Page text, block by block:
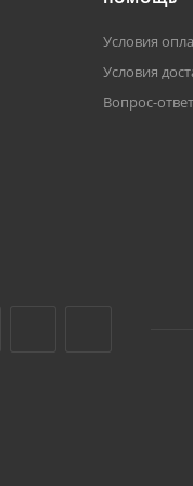
Условия
Условия
Вопрос-ответ